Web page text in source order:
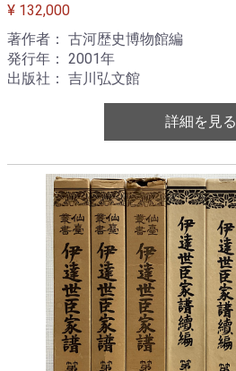
¥ 132,000
著作者： 古河歴史博物館編
発行年： 2001年
出版社： 吉川弘文館
詳細を見る